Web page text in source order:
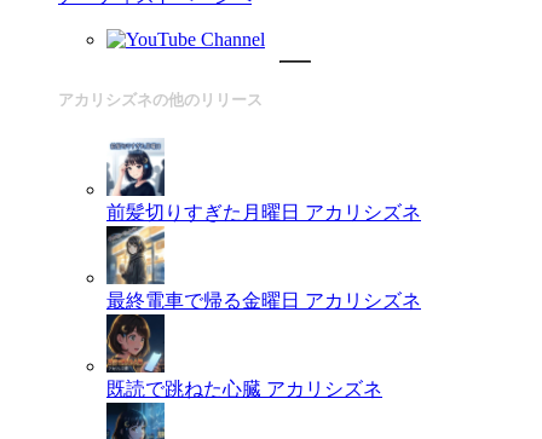
アカリシズネの他のリリース
前髪切りすぎた月曜日 アカリシズネ
最終電車で帰る金曜日 アカリシズネ
既読で跳ねた心臓 アカリシズネ